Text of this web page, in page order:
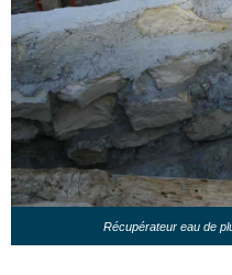
Récupérateur eau de